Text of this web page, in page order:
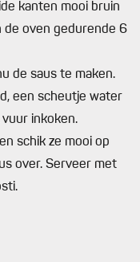
kanten mooi bruin
de oven gedurende 6
de saus te maken.
een scheutje water
inkoken.
schik ze mooi op
over. Serveer met